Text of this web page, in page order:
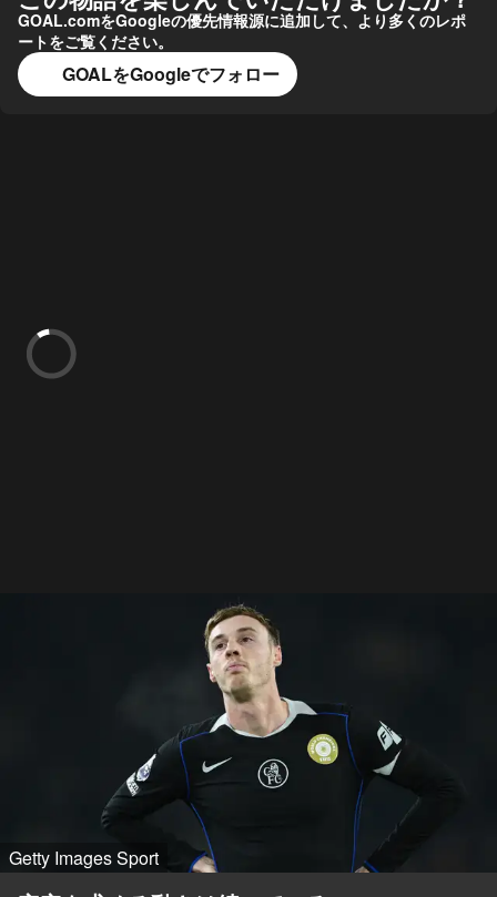
GOAL.comをGoogleの優先情報源に追加して、より多くのレポ
ートをご覧ください。
GOALをGoogleでフォロー
Getty Images Sport